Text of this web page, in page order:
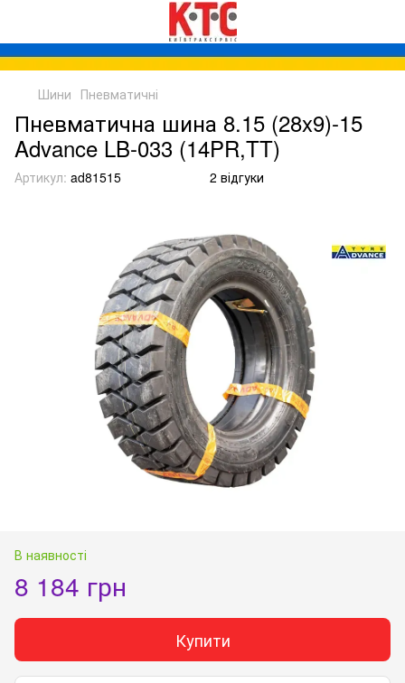
Шини Пневматичні
Пневматична шина 8.15 (28x9)-15
Advance LB-033 (14PR,TT)
Артикул: ad81515 2 відгуки
В наявності
8 184 грн
Купити